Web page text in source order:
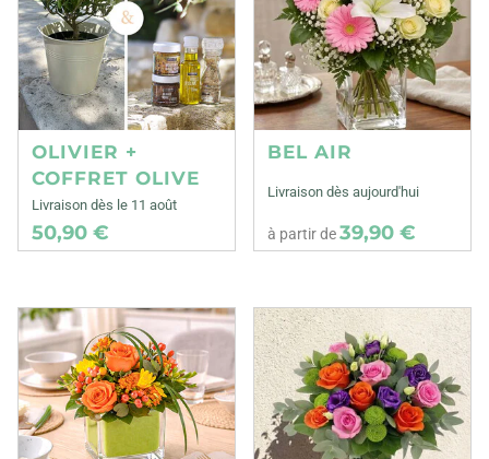
OLIVIER +
COFFRET OLIVE
Livraison dès le 11 août
50,90 €
BEL AIR
Livraison dès aujourd'hui
à partir de39,90 €